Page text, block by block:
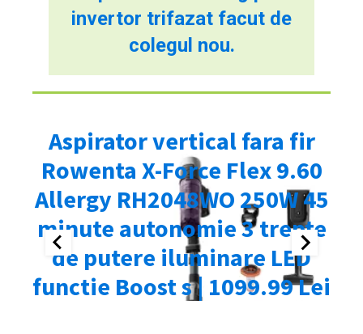
invertor trifazat facut de
colegul nou.